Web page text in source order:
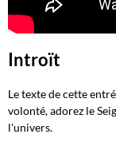
Introït
Le texte de cette
volonté, adorez le
l'univers.